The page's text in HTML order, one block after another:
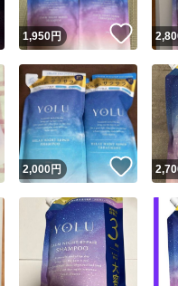
いいね！
1,950円 いい
いいね！
2,000円 いい